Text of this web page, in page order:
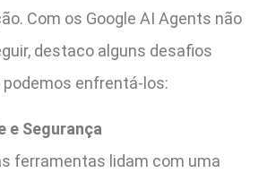
Com os Google AI Agents não
destaco alguns desafios
enfrentá-los:
e Segurança
ferramentas lidam com uma